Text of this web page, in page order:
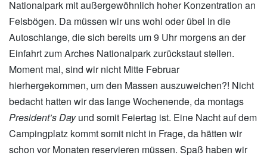
Nationalpark mit außergewöhnlich hoher Konzentration an
Felsbögen. Da müssen wir uns wohl oder übel in die
Autoschlange, die sich bereits um 9 Uhr morgens an der
Einfahrt zum Arches Nationalpark zurückstaut stellen.
Moment mal, sind wir nicht Mitte Februar
hierhergekommen, um den Massen auszuweichen?! Nicht
bedacht hatten wir das lange Wochenende, da montags
President’s Dayund somit Feiertag ist. Eine Nacht auf dem
Campingplatz kommt somit nicht in Frage, da hätten wir
schon vor Monaten reservieren müssen. Spaß haben wir